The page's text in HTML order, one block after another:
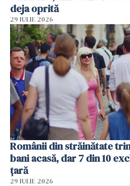
deja oprită
29 IULIE 2026
Românii din străinătate
bani acasă, dar 7 din 10
țară
29 IULIE 2026